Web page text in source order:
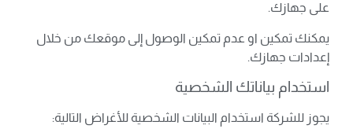
على جهازك.
يمكنك تمكين او عدم تمكين الوصول إلى موقعك من خلال
إعدادات جهازك.
استخدام بياناتك الشخصية
يجوز للشركة استخدام البيانات الشخصية للأغراض التالية: